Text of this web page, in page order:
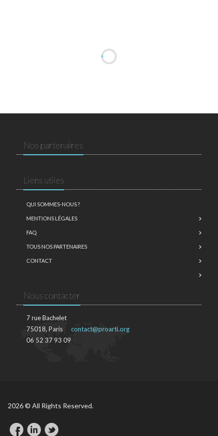
Nos partenaires
Liens utiles
QUI SOMMES-NOUS ?
MENTIONS LÉGALES
FAQ
TOUS NOS PARTENAIRES
CONTACT
Nous contacter
7 rue Bachelet
75018, Paris
06 52 37 93 09
contact@proarti.org
2026 © All Rights Reserved.